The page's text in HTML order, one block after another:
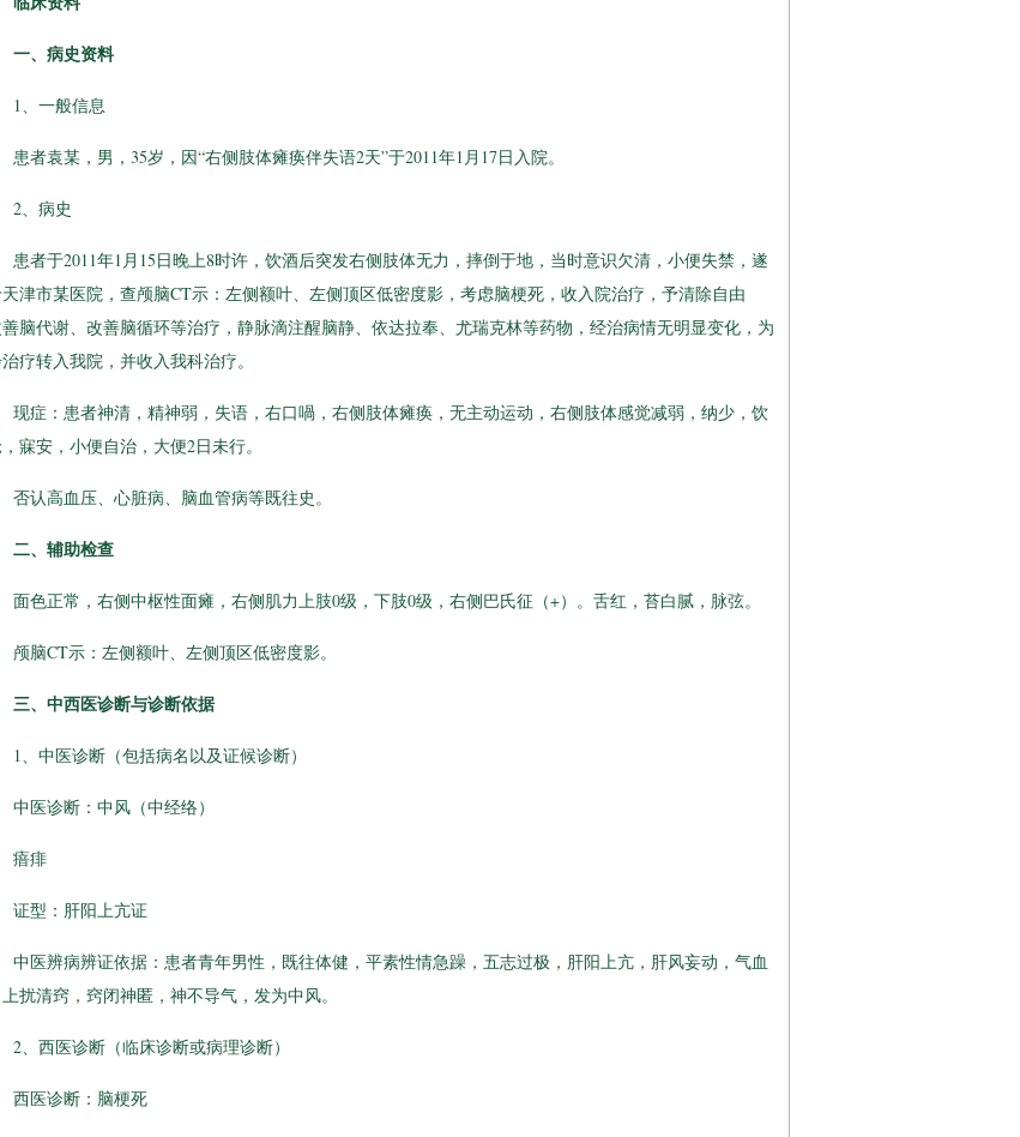
、病史资料
一般信息
者袁某，男，35岁，因“右侧肢体瘫痪伴失语2天”于2011年1月17日入院。
病史
者于2011年1月15日晚上8时许，饮酒后突发右侧肢体无力，摔倒于地，当时意识欠清，小便失禁，遂
津市某医院，查颅脑CT示：左侧额叶、左侧顶区低密度影，考虑脑梗死，收入院治疗，予清除自由
脑代谢、改善脑循环等治疗，静脉滴注醒脑静、依达拉奉、尤瑞克林等药物，经治病情无明显变化，为
疗转入我院，并收入我科治疗。
症：患者神清，精神弱，失语，右口喎，右侧肢体瘫痪，无主动运动，右侧肢体感觉减弱，纳少，饮
寐安，小便自治，大便2日未行。
认高血压、心脏病、脑血管病等既往史。
、辅助检查
色正常，右侧中枢性面瘫，右侧肌力上肢0级，下肢0级，右侧巴氏征（+）。舌红，苔白腻，脉弦。
脑CT示：左侧额叶、左侧顶区低密度影。
三、中西医诊断与诊断依据
中医诊断（包括病名以及证候诊断）
医诊断：中风（中经络）
痱
型：肝阳上亢证
医辨病辨证依据：患者青年男性，既往体健，平素性情急躁，五志过极，肝阳上亢，肝风妄动，气血
扰清窍，窍闭神匿，神不导气，发为中风。
西医诊断（临床诊断或病理诊断）
医诊断：脑梗死